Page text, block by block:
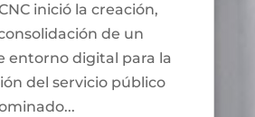
inició la creación,
de un
entorno digital para la
del servicio público